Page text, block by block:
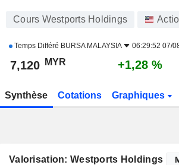
Cours Westports Holdings
Temps Différé BURSA MALAYSIA 06:29:52 07/
7,120 MYR +1,28 %
Synthèse Cotations Graphiques
Valorisation: Westports Holdings